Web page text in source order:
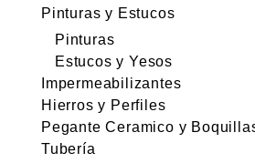
Pinturas y Estucos
Pinturas
Estucos y Yesos
Impermeabilizantes
Hierros y Perfiles
Pegante Ceramico y
Tubería